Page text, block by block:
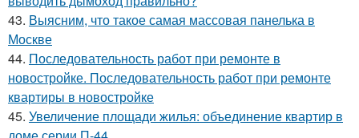
43. Выясним, что такое самая массовая панелька в
Москве
44. Последовательность работ при ремонте в
новостройке. Последовательность работ при ремонте
квартиры в новостройке
45. Увеличение площади жилья: объединение квартир в